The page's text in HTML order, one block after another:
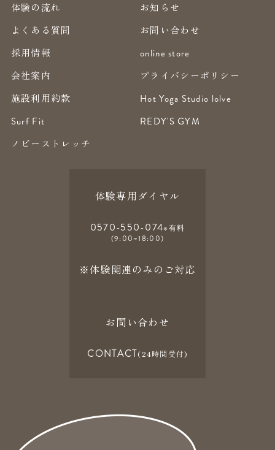
体験の流れ
お知らせ
よくある質問
お問い合わせ
採用情報
online store
会社案内
プライバシーポリシー
施設利用約款
Hot Yoga Studio lolve
Surf Fit
REDY'S GYM
ノビーストレッチ
体験専用ダイヤル
0570-550-074※有料
(9:00~18:00)
※体験関連のみのご対応
お問い合わせ
CONTACT(24時間受付)